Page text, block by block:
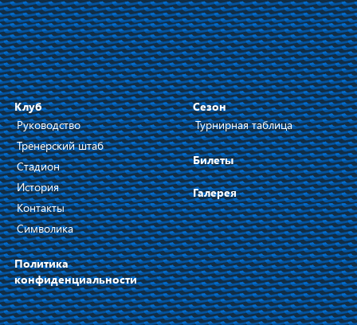
Клуб
Руководство
Тренерский штаб
Стадион
История
Контакты
Символика
Политика
конфиденциальности
Сезон
Турнирная таблица
Билеты
Галерея